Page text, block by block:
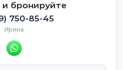
и бронируйте
750-85-45
Ирина